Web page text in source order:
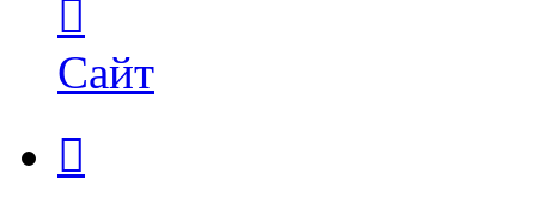
пользователя
ISV
Сайт